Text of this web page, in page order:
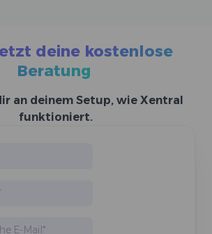
deine kostenlose
Beratung
an deinem Setup, wie Xentral
funktioniert.